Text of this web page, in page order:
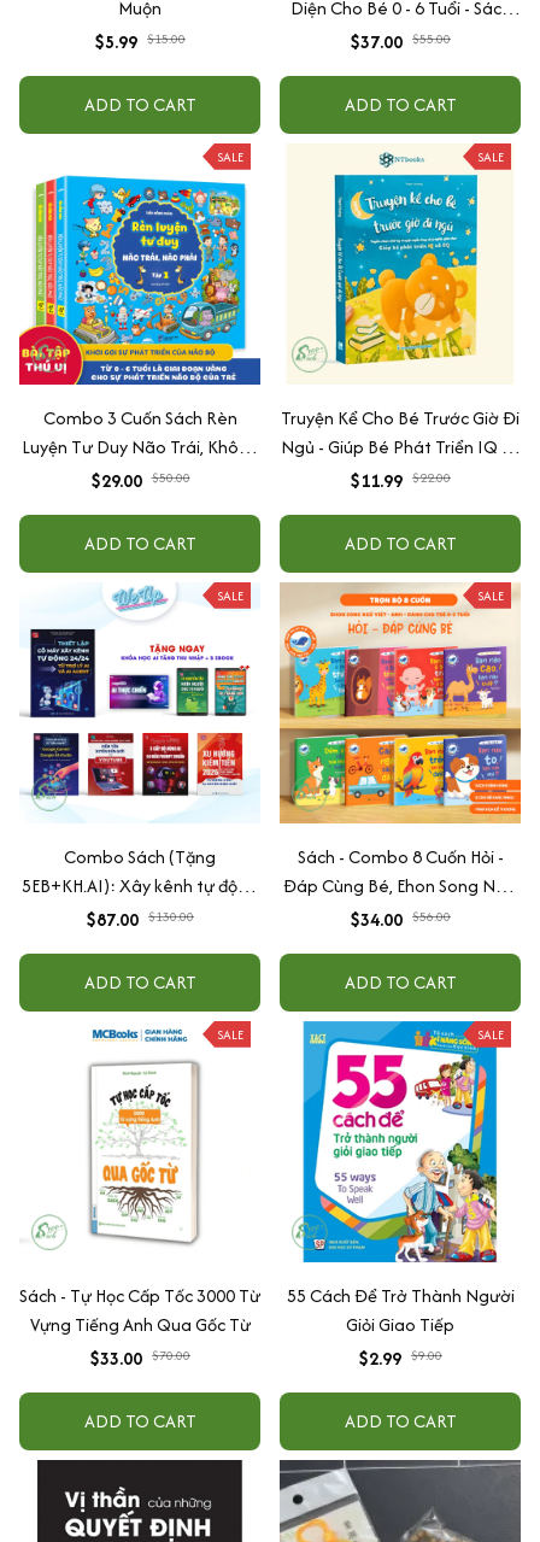
Muộn
$5.99 $15.00
ADD TO CART
Diện Cho Bé 0 - 6 Tuổi - Sách
Song Ngữ Việt - Anh
$37.00 $55.00
ADD TO CART
SALE
Combo 3 Cuốn Sách Rèn
Luyện Tư Duy Não Trái, Không
Não Phải - Đánh Thức Tiềm
$29.00 $50.00
ADD TO CART
SALE
Truyện Kể Cho Bé Trước Giờ Đi
Ngủ - Giúp Bé Phát Triển IQ Và
EQ
$11.99 $22.00
ADD TO CART
SALE
Combo Sách (Tặng
5EB+KH.AI): Xây kênh tự động
AI Agent + AI siêu mạnh + 3
+ Xu hướng
$87.00 $130.00
ADD TO CART
SALE
Sách - Combo 8 Cuốn Hỏi -
Đáp Cùng Bé, Ehon Song Ngữ
Việt - Anh - Dành Cho Bé Từ 0
$34.00 $56.00
ADD TO CART
SALE
Sách - Tự Học Cấp Tốc 3000 Từ
Vựng Tiếng Anh Qua Gốc Từ
$33.00 $70.00
ADD TO CART
SALE
55 Cách Để Trở Thành Người
Giỏi Giao Tiếp
$2.99 $9.00
ADD TO CART